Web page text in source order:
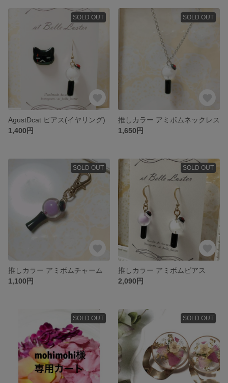
SOLD OUT
AgustDcat ピアス(イヤリング)
1,400円
SOLD OUT
推しカラー アミボムネックレス
1,650円
SOLD OUT
推しカラー アミボムチャーム
1,100円
SOLD OUT
推しカラー アミボムピアス
2,090円
SOLD OUT SOLD OUT